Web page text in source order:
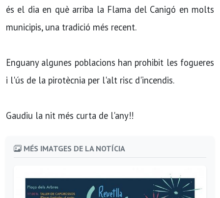
és el dia en què arriba la Flama del Canigó en molts
municipis, una tradició més recent.
Enguany algunes poblacions han prohibit les fogueres
i l'ús de la pirotècnia per l'alt risc d'incendis.
Gaudiu la nit més curta de l'any!!
MÉS IMATGES DE LA NOTÍCIA